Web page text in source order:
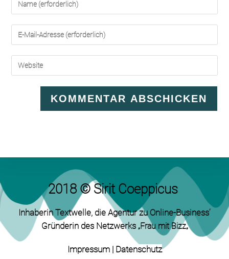
2018 © Sirit Coeppicus
Inhaberin Textwelle, die Agentur zu Online-Business‘
Gründerin des Netzwerks „Frau mit Bizz„
Impressum| Datenschutz